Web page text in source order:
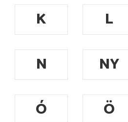
K
L
N
NY
Ó
Ö